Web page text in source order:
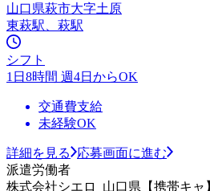
山口県萩市大字土原
東萩駅、萩駅
シフト
1日8時間 週4日からOK
交通費支給
未経験OK
詳細を見る
応募画面に進む
派遣労働者
株式会社シエロ_山口県【携帯キ